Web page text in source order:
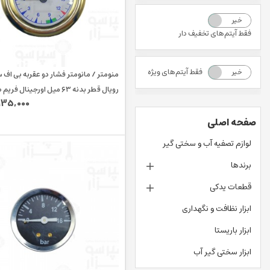
خیر
فقط آیتم‌های تخفیف دار
بله خیر فقط آیتم‌های ویژه
صفحه اصلی
لوازم تصفیه آب و سختی گیر
برندها
قطعات یدکی
ابزار نظافت و نگهداری
ابزار باریستا
ابزار سختی گیر آب
منومتر / مانومتر فشار دو عقربه بی
رویال قطر بدنه ۶۳ میل اورجینال فریم طلایی